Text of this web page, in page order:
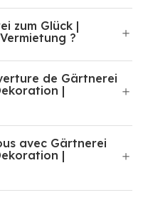
zum Glück |
?
de Gärtnerei
|
avec Gärtnerei
|